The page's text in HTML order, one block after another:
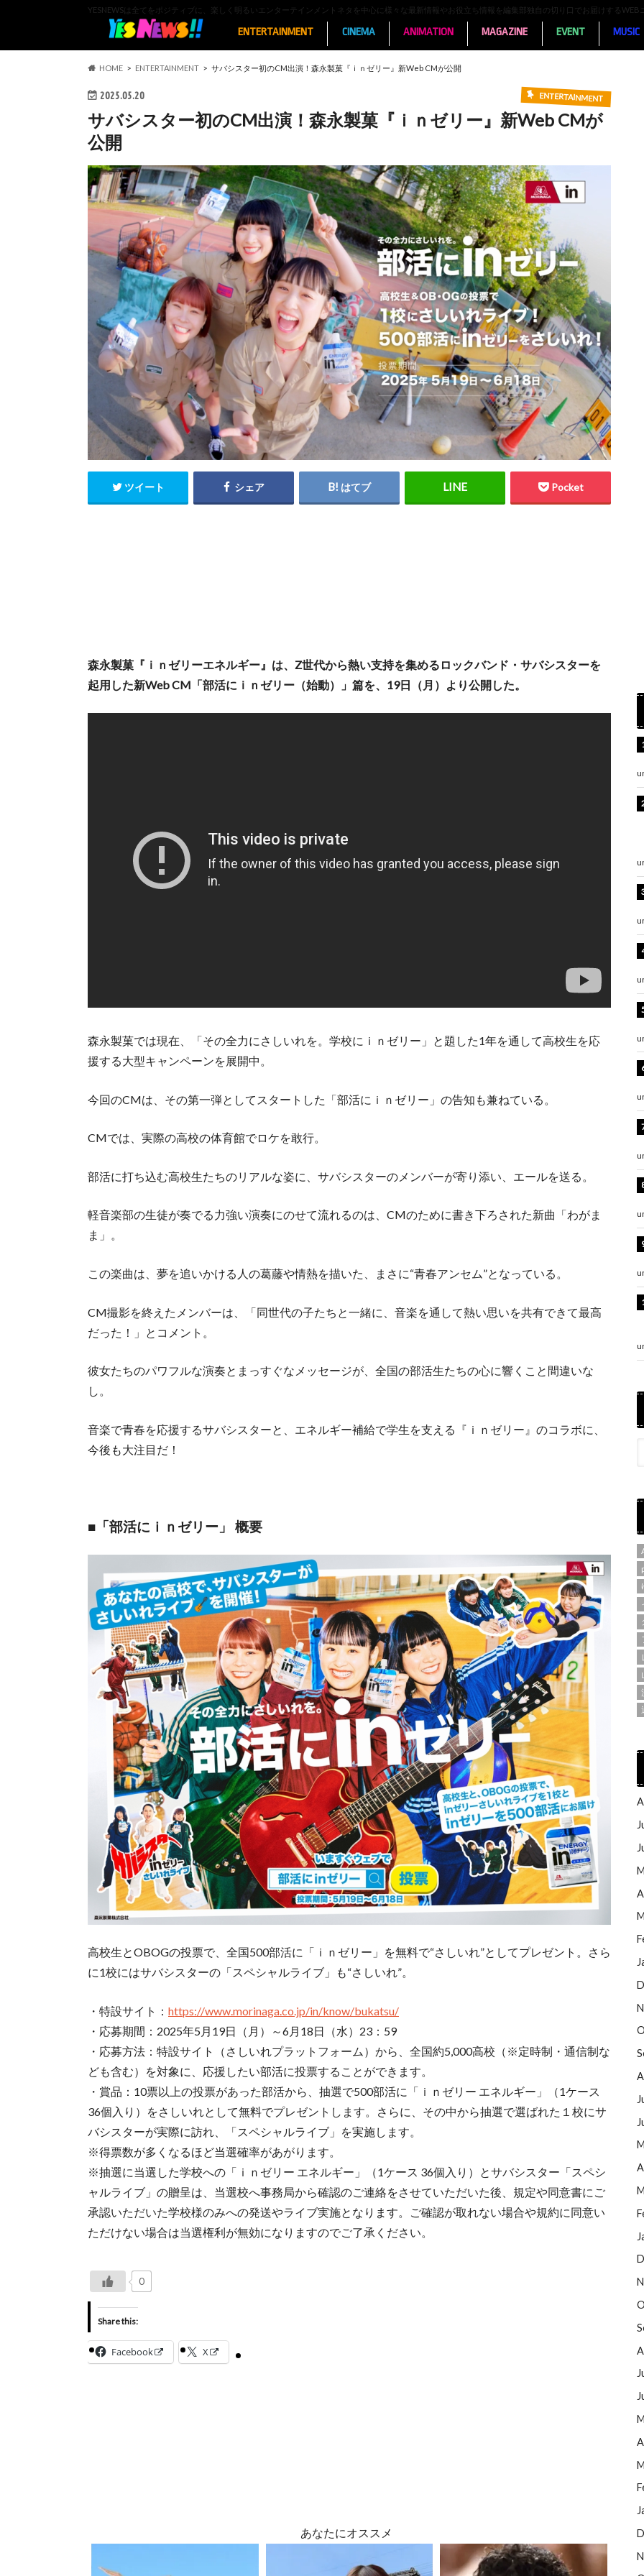
YESNEWSは全てをポジティブに、楽しく明るいエンターテインメントネタを中心に様々な最新情報やお役立ち情報を編集部独自の切り口でお届けするWEB
ENTERTAINMENT CINEMA ANIMATION MAGAZINE EVENT MUSIC
HOME ENTERTAINMENT サバシスター初のCM出演！森永製菓『ｉｎゼリー』新Web CMが公開
2025.05.20 ENTERTAINMENT
サバシスター初のCM出演！森永製菓『ｉｎゼリー』新Web CMが
公開
ツイート シェア はてブ Pocket
森永製菓『ｉｎゼリーエネルギー』は、Z世代から熱い支持を集めるロックバンド・サバシスターを
起用した新Web CM「部活にｉｎゼリー（始動）」篇を、19日（月）より公開した。
森永製菓では現在、「その全力にさしいれを。学校にｉｎゼリー」と題した1年を通して高校生を応
援する大型キャンペーンを展開中。
今回のCMは、その第一弾としてスタートした「部活にｉｎゼリー」の告知も兼ねている。
CMでは、実際の高校の体育館でロケを敢行。
部活に打ち込む高校生たちのリアルな姿に、サバシスターのメンバーが寄り添い、エールを送る。
軽音楽部の生徒が奏でる力強い演奏にのせて流れるのは、CMのために書き下ろされた新曲「わがま
ま」。
この楽曲は、夢を追いかける人の葛藤や情熱を描いた、まさに“青春アンセム”となっている。
CM撮影を終えたメンバーは、「同世代の子たちと一緒に、音楽を通して熱い思いを共有できて最高
だった！」とコメント。
彼女たちのパワフルな演奏とまっすぐなメッセージが、全国の部活生たちの心に響くこと間違いな
し。
音楽で青春を応援するサバシスターと、エネルギー補給で学生を支える『ｉｎゼリー』のコラボに、
今後も大注目だ！
■「部活にｉｎゼリー」 概要
高校生とOBOGの投票で、全国500部活に「ｉｎゼリー」を無料で“さしいれ”としてプレゼント。さら
に1校にはサバシスターの「スペシャルライブ」も“さしいれ”。
・特設サイト： https://www.morinaga.co.jp/in/know/bukatsu/
・応募期間：2025年5月19日（月）～6月18日（水）23：59
・応募方法：特設サイト（さしいれプラットフォーム）から、全国約5,000高校（※定時制・通信制な
ども含む）を対象に、応援したい部活に投票することができます。
・賞品：10票以上の投票があった部活から、抽選で500部活に「ｉｎゼリー エネルギー」（1ケース
36個入り）をさしいれとして無料でプレゼントします。さらに、その中から抽選で選ばれた１校にサ
バシスターが実際に訪れ、「スペシャルライブ」を実施します。
※得票数が多くなるほど当選確率があがります。
※抽選に当選した学校への「ｉｎゼリー エネルギー」（1ケース 36個入り）とサバシスター「スペシ
ャルライブ」の贈呈は、当選校へ事務局から確認のご連絡をさせていただいた後、規定や同意書にご
承認いただいた学校様のみへの発送やライブ実施となります。ご確認が取れない場合や規約に同意い
ただけない場合は当選権利が無効になりますのでご了承ください。
0
Share this:
Facebook X
あなたにオススメ